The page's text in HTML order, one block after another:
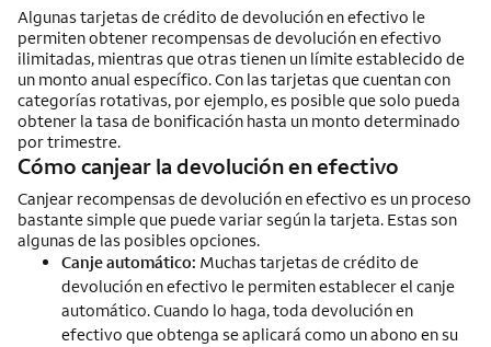
Algunas tarjetas de crédito de devolución en efectivo le
permiten obtener recompensas de devolución en efectivo
ilimitadas, mientras que otras tienen un límite establecido de
un monto anual específico. Con las tarjetas que cuentan con
categorías rotativas, por ejemplo, es posible que solo pueda
obtener la tasa de bonificación hasta un monto determinado
por trimestre.
Cómo canjear la devolución en efectivo
Canjear recompensas de devolución en efectivo es un proceso
bastante simple que puede variar según la tarjeta. Estas son
algunas de las posibles opciones.
Canje automático: Muchas tarjetas de crédito de
devolución en efectivo le permiten establecer el canje
automático. Cuando lo haga, toda devolución en
efectivo que obtenga se aplicará como un abono en su